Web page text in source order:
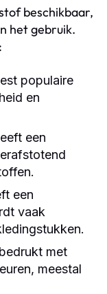
beschikbaar,
het gebruik.
populaire
en
een
een
vaak
met
meestal